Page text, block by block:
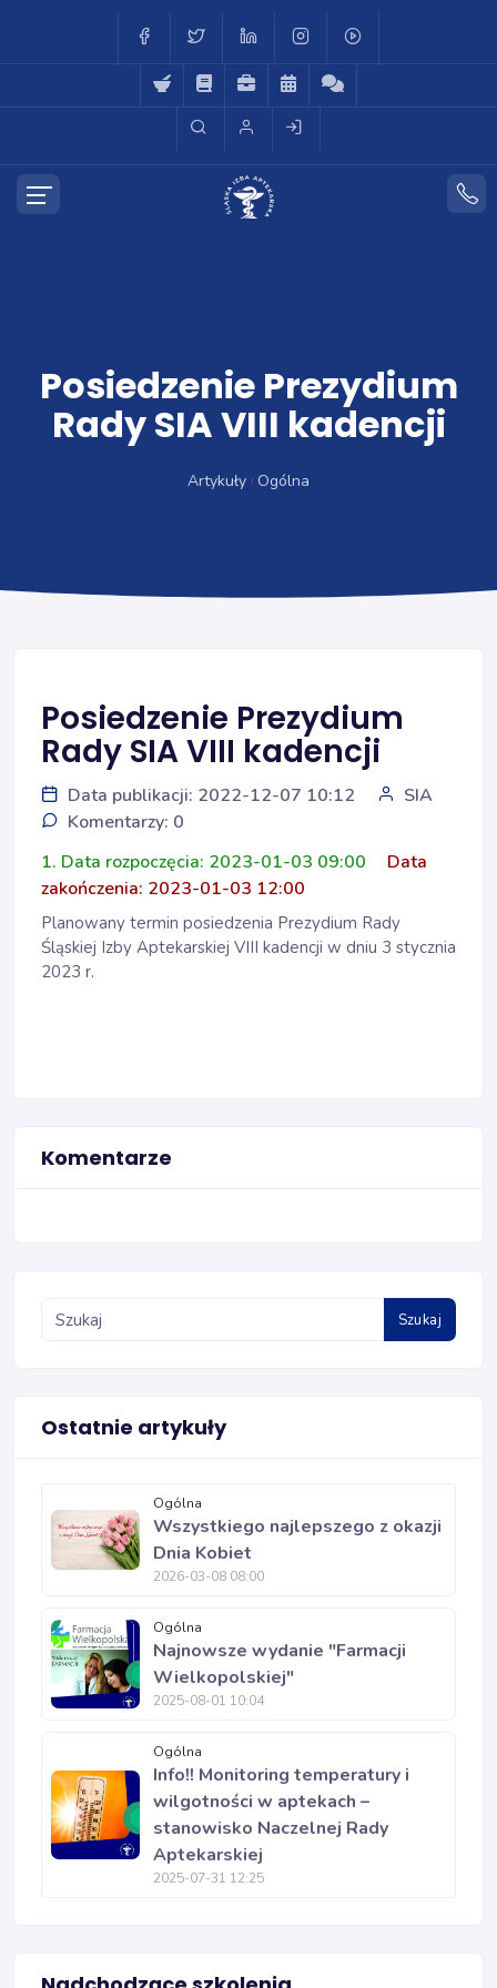
Posiedzenie Prezydium
Rady SIA VIII kadencji
Artykuły Ogólna
Posiedzenie Prezydium
Rady SIA VIII kadencji
Data publikacji: 2022-12-07 10:12
SIA
Komentarzy: 0
1. Data rozpoczęcia: 2023-01-03 09:00
Data
zakończenia: 2023-01-03 12:00
Planowany termin posiedzenia Prezydium Rady
Śląskiej Izby Aptekarskiej VIII kadencji w dniu 3 stycznia
2023 r.
Komentarze
Szukaj
Ostatnie artykuły
Ogólna
Wszystkiego najlepszego z okazji
Dnia Kobiet
2026-03-08 08:00
Ogólna
Najnowsze wydanie "Farmacji
Wielkopolskiej"
2025-08-01 10:04
Ogólna
Info!! Monitoring temperatury i
wilgotności w aptekach –
stanowisko Naczelnej Rady
Aptekarskiej
2025-07-31 12:25